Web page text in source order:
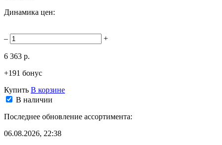
Динамика цен:
– +
6 363 р.
+191 бонус
Купить В корзине
В наличии
Последнее обновление ассортимента:
06.08.2026, 22:38